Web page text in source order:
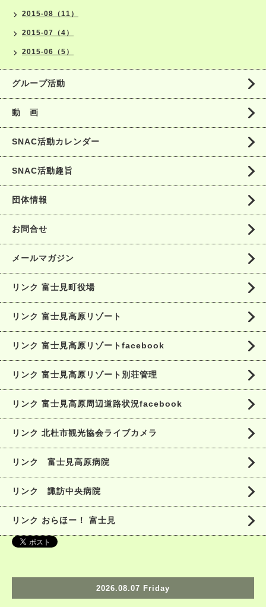
2015-08（11）
2015-07（4）
2015-06（5）
グループ活動
動 画
SNAC活動カレンダー
SNAC活動趣旨
団体情報
お問合せ
メールマガジン
リンク 富士見町役場
リンク 富士見高原リゾート
リンク 富士見高原リゾートfacebook
リンク 富士見高原リゾート別荘管理
リンク 富士見高原周辺道路状況facebook
リンク 北杜市観光協会ライブカメラ
リンク 富士見高原病院
リンク 諏訪中央病院
リンク おらほー！ 富士見
2026.08.07 Friday